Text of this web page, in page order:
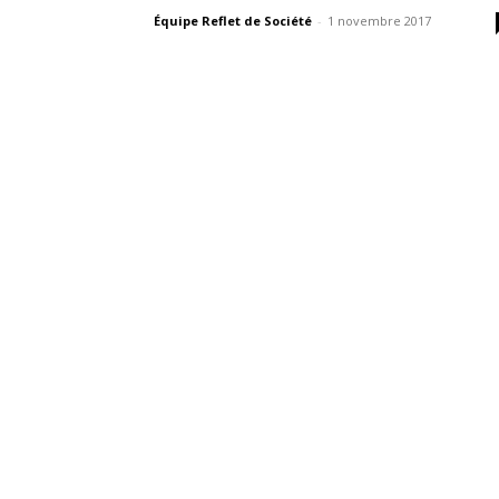
Équipe Reflet de Société - 1 novembre 2017